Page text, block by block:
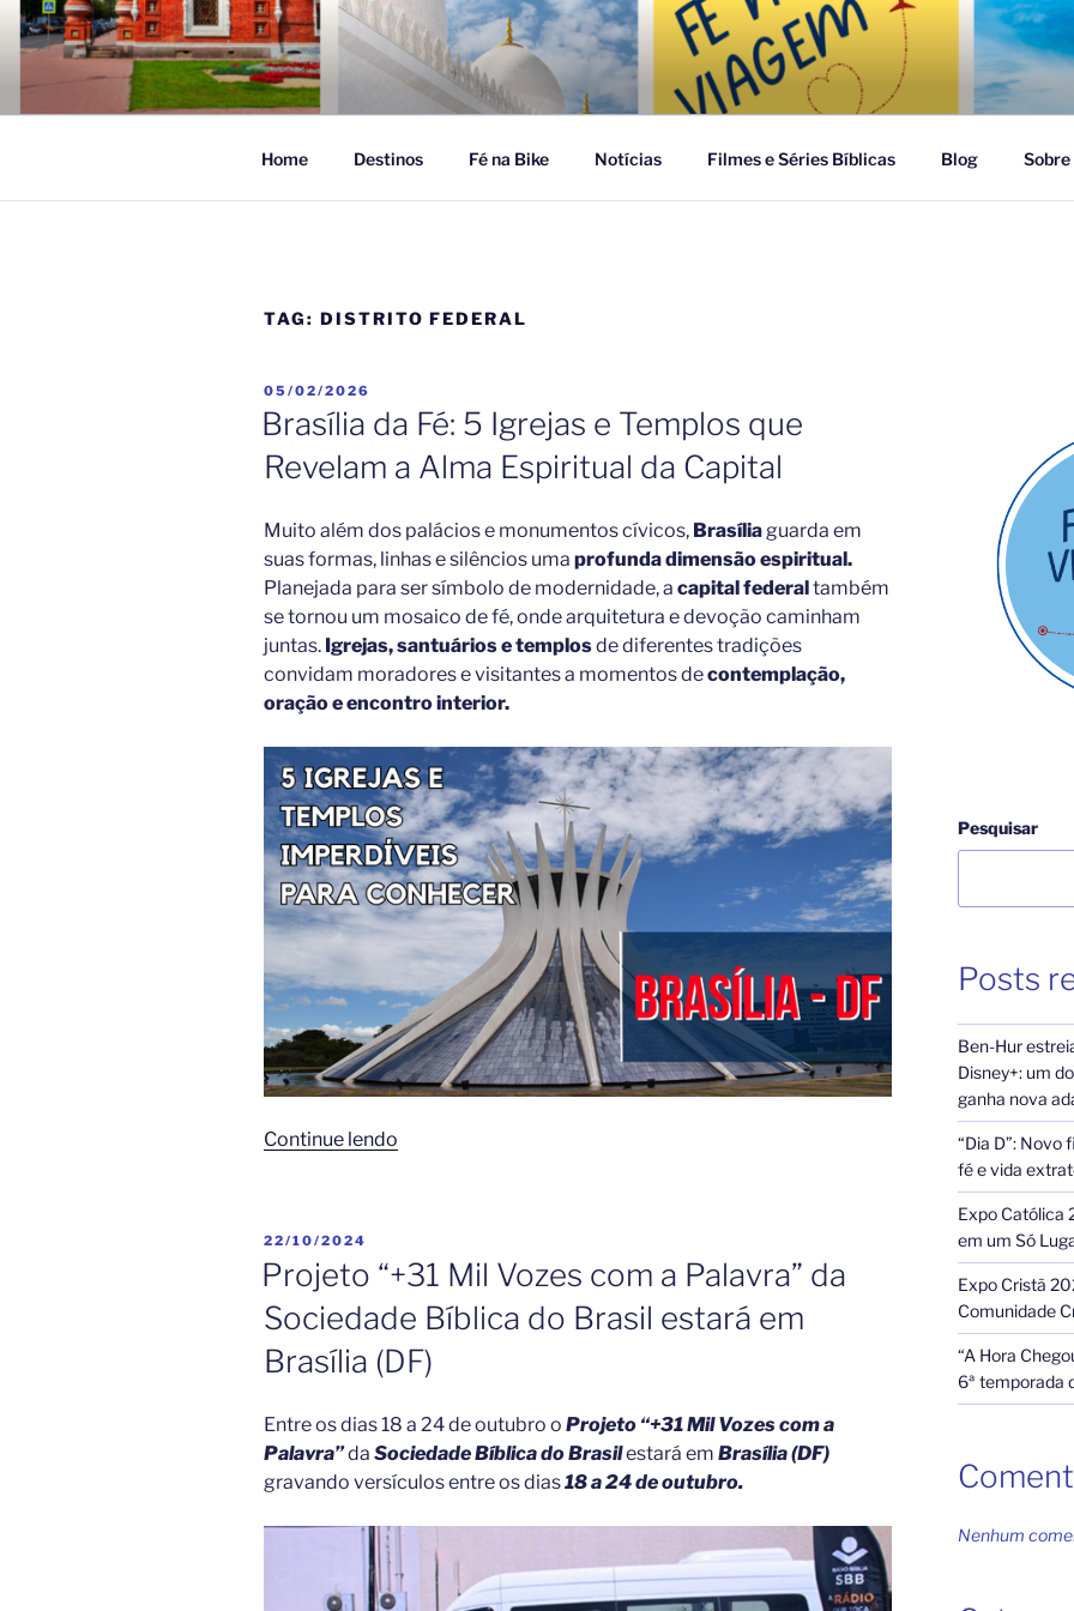
Pular
para
FÉ NA VIAGEM
Turismo Religioso
Home Destinos Fé na Bike Notícias Filmes e Séries Bíblicas Blog Sobre
TAG: DISTRITO FEDERAL
PUBLICADO
EM
05/02/2026
Brasília da Fé: 5 Igrejas e Templos que
Revelam a Alma Espiritual da Capital
Muito além dos palácios e monumentos cívicos, Brasília guarda em
suas formas, linhas e silêncios uma profunda dimensão espiritual.
Planejada para ser símbolo de modernidade, a capital federaltambém
se tornou um mosaico de fé, onde arquitetura e devoção caminham
juntas. Igrejas, santuários e templosde diferentes tradições
convidam moradores e visitantes a momentos decontemplação,
oração e encontro interior.
Continue lendo
e
Templos
Revelam
Alma
Espiritual
da
PUBLICADO
EM
22/10/2024
Projeto “+31 Mil Vozes com a Palavra” da
Sociedade Bíblica do Brasil estará em
Brasília (DF)
Entre os dias 18 a 24 de outubro o Projeto “+31 Mil Vozes com a
Palavra”da Sociedade Bíblica do Brasilestará em Brasília (DF)
gravando versículos entre os dias18 a 24 de outubro.
Pesquisar
Posts
Ben-Hur
Disney+: um
ganha nova
“Dia D”: Novo
fé e vida
Expo Católica
em um Só
Expo Cristã
Comunidade
“A Hora
6ª temporada
Nenhum